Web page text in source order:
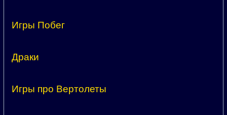
Игры Побег
Драки
Игры про Вертолеты